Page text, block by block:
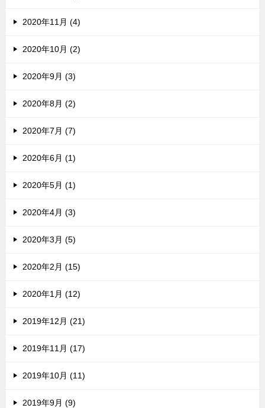
2020年11月 (4)
2020年10月 (2)
2020年9月 (3)
2020年8月 (2)
2020年7月 (7)
2020年6月 (1)
2020年5月 (1)
2020年4月 (3)
2020年3月 (5)
2020年2月 (15)
2020年1月 (12)
2019年12月 (21)
2019年11月 (17)
2019年10月 (11)
2019年9月 (9)